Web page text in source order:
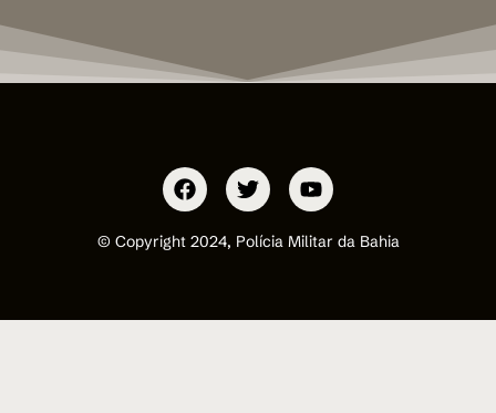
© Copyright 2024, Polícia Militar da Bahia